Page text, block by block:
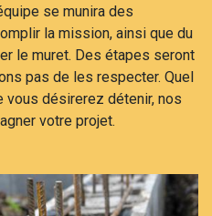
se munira des
la mission, ainsi que du
le muret. Des étapes seront
pas de les respecter. Quel
vous désirerez détenir, nos
votre projet.